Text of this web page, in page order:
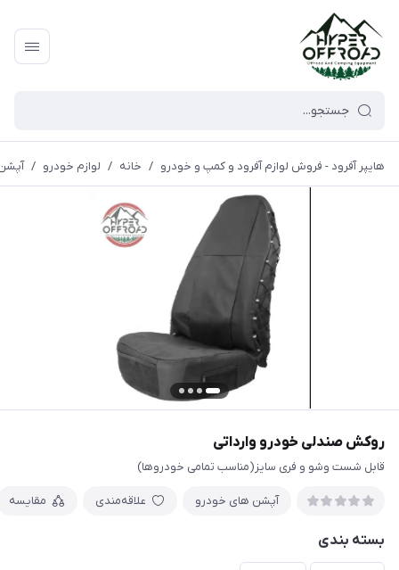
هایپر آفرود - فروش لوازم آفرود و کمپ و خودرو / خانه / لوازم خودرو /
روکش صندلی خودرو وارداتی
قابل شست وشو و فری سایز(مناسب تمامی خودروها)
آپشن های خودرو علاقه‌مندی مقایسه
بسته بندی